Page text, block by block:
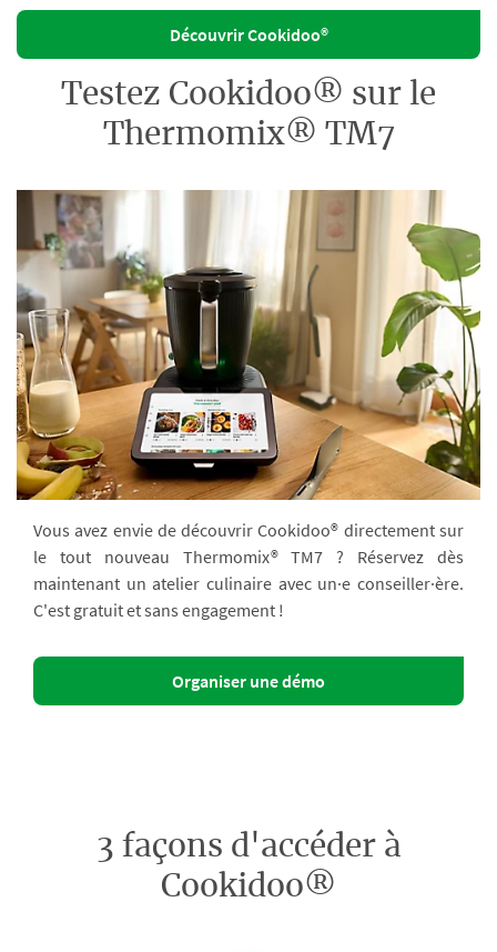
Découvrir Cookidoo®
Testez Cookidoo® sur le
Thermomix® TM7
Vous avez envie de découvrir Cookidoo® directement sur
le tout nouveau Thermomix® TM7 ? Réservez dès
maintenant un atelier culinaire avec un·e conseiller·ère.
C'est gratuit et sans engagement !
Organiser une démo
3 façons d'accéder à
Cookidoo®